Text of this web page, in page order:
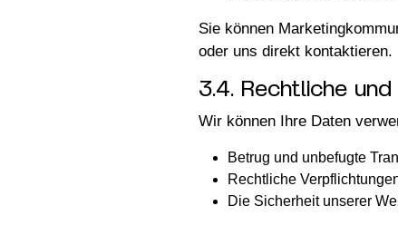
Sie können
oder uns direkt kontaktieren.
3.4. Rechtliche
Wir können Ihre Daten
Betrug und unbefugte
Rechtliche
Die Sicherheit unserer